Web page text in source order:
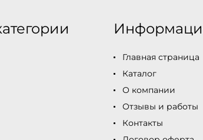
Главная страница
Каталог
О компании
Отзывы и работы
Контакты